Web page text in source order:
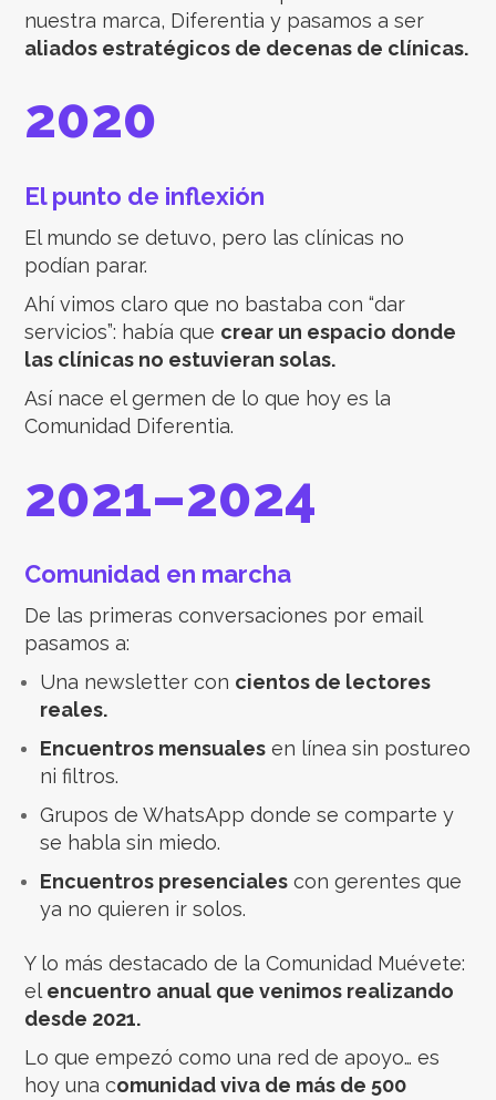
nuestra marca, Diferentia y pasamos a ser
aliados estratégicos de decenas de clínicas.
2020
El punto de inflexión
El mundo se detuvo, pero las clínicas no
podían parar.
Ahí vimos claro que no bastaba con “dar
servicios”: había que crear un espacio donde
las clínicas no estuvieran solas.
Así nace el germen de lo que hoy es la
Comunidad Diferentia.
2021–2024
Comunidad en marcha
De las primeras conversaciones por email
pasamos a:
Una newsletter con cientos de lectores
reales.
Encuentros mensuales en línea sin postureo
ni filtros.
Grupos de WhatsApp donde se comparte y
se habla sin miedo.
Encuentros presenciales con gerentes que
ya no quieren ir solos.
Y lo más destacado de la Comunidad Muévete:
el encuentro anual que venimos realizando
desde 2021.
Lo que empezó como una red de apoyo… es
hoy una comunidad viva de más de 500